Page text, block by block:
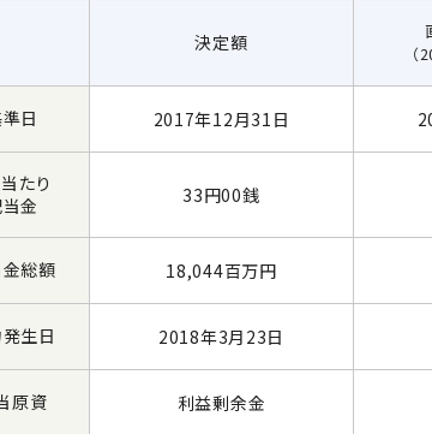
決定額 （
日 2017年12月31日
たり
金
33円00銭
総額 18,044百万円
生日 2018年3月23日
原資 利益剰余金